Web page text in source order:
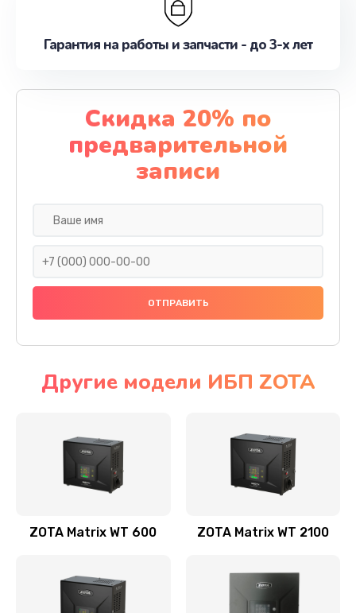
Гарантия на работы и запчасти - до 3-х лет
Скидка 20% по
предварительной
записи
Другие модели ИБП ZOTA
ZOTA Matrix WT 600 ZOTA Matrix WT 2100